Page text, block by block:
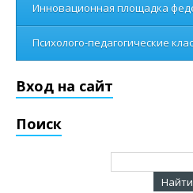
Инновационная площадка
Психолого-педагогические
Вход на сайт
Поиск